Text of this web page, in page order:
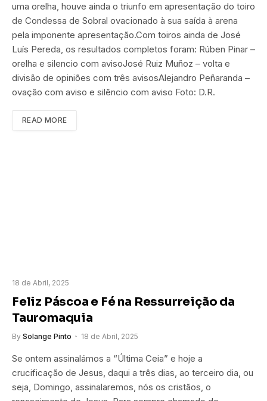
uma orelha, houve ainda o triunfo em apresentação do toiro
de Condessa de Sobral ovacionado à sua saída à arena
pela imponente apresentação.Com toiros ainda de José
Luís Pereda, os resultados completos foram: Rúben Pinar –
orelha e silencio com avisoJosé Ruiz Muñoz – volta e
divisão de opiniões com três avisosAlejandro Peñaranda –
ovação com aviso e silêncio com aviso Foto: D.R.
READ MORE
18 de Abril, 2025
Feliz Páscoa e Fé na Ressurreição da
Tauromaquia
By Solange Pinto 18 de Abril, 2025
Se ontem assinalámos a “Última Ceia” e hoje a
crucificação de Jesus, daqui a três dias, ao terceiro dia, ou
seja, Domingo, assinalaremos, nós os cristãos, o